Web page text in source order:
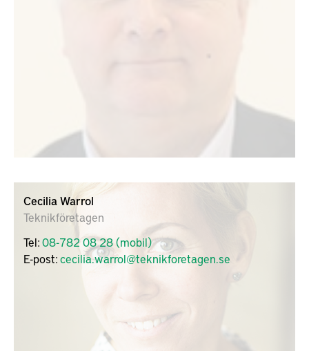
Cecilia Warrol
Teknikföretagen
Tel:08-782 08 28 (mobil)
E-post:cecilia.warrol@teknikforetagen.se